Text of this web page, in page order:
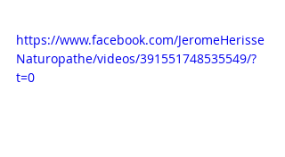
https://www.facebook.com/JeromeHerisse
Naturopathe/videos/391551748535549/?
t=0